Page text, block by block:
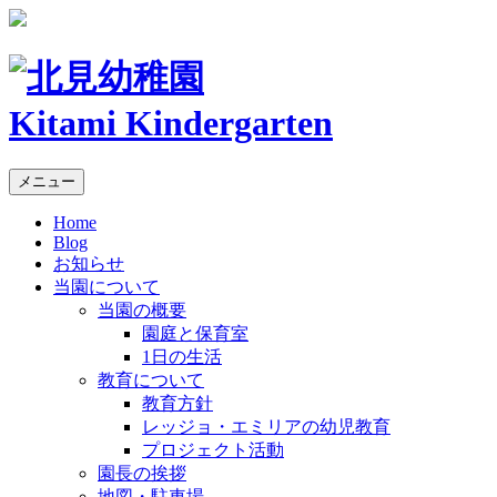
Kitami Kindergarten
メニュー
Home
Blog
お知らせ
当園について
当園の概要
園庭と保育室
1日の生活
教育について
教育方針
レッジョ・エミリアの幼児教育
プロジェクト活動
園長の挨拶